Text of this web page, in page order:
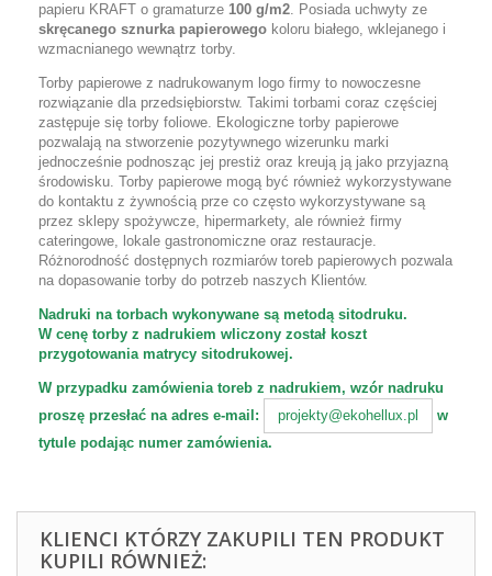
papieru KRAFT o gramaturze 100 g/m2. Posiada uchwyty ze
skręcanego sznurka papierowego koloru białego, wklejanego i
wzmacnianego wewnątrz torby.
Torby papierowe z nadrukowanym logo firmy to nowoczesne
rozwiązanie dla przedsiębiorstw. Takimi torbami coraz częściej
zastępuje się torby foliowe. Ekologiczne torby papierowe
pozwalają na stworzenie pozytywnego wizerunku marki
jednocześnie podnosząc jej prestiż oraz kreują ją jako przyjazną
środowisku. Torby papierowe mogą być również wykorzystywane
do kontaktu z żywnością prze co często wykorzystywane są
przez sklepy spożywcze, hipermarkety, ale również firmy
cateringowe, lokale gastronomiczne oraz restauracje.
Różnorodność dostępnych rozmiarów toreb papierowych pozwala
na dopasowanie torby do potrzeb naszych Klientów.
Nadruki na torbach wykonywane są metodą sitodruku.
W cenę torby z nadrukiem wliczony został koszt
przygotowania matrycy sitodrukowej.
W przypadku zamówienia toreb z nadrukiem, wzór nadruku
proszę przesłać na adres e-mail:
projekty@ekohellux.pl
w
tytule podając numer zamówienia.
KLIENCI KTÓRZY ZAKUPILI TEN PRODUKT
KUPILI RÓWNIEŻ: